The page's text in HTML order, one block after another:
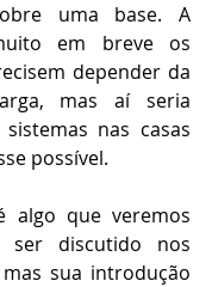
uma base. A
em breve os
depender da
mas aí seria
nas casas
possível.
algo que veremos
ser discutido nos
sua introdução